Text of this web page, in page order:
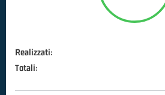
Realizzati:
Totali: